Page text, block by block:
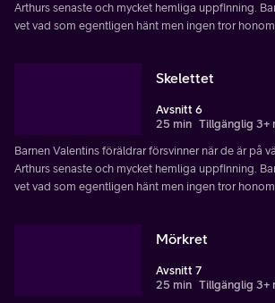
Arthurs senaste och mycket hemliga uppfinning.
vet vad som egentligen hänt men ingen tror
Skelettet
Avsnitt 6
25 min Tillgänglig 3+
Barnen Valentins föräldrar försvinner när de är på
Arthurs senaste och mycket hemliga uppfinning.
vet vad som egentligen hänt men ingen tror
Mörkret
Avsnitt 7
25 min Tillgänglig 3+